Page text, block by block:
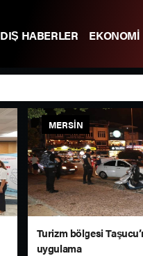
DIŞ HABERLER EKONOMİ
MERSIN
Turizm bölgesi
uygulama